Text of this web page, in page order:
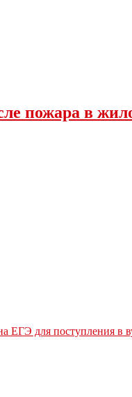
пожара в
ЕГЭ для поступления в